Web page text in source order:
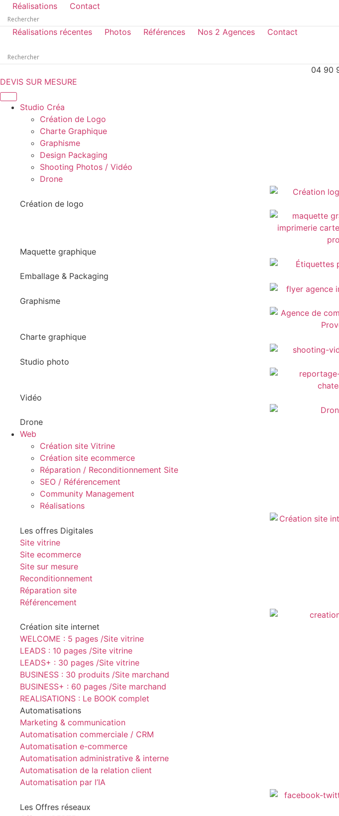
Réalisations Contact
Réalisations récentes Photos Références Nos 2 Agences Contact
04 90
DEVIS SUR MESURE
Studio Créa
Création de Logo
Charte Graphique
Graphisme
Design Packaging
Shooting Photos / Vidéo
Drone
Création de logo
Maquette graphique
Emballage & Packaging
Graphisme
Charte graphique
Studio photo
Vidéo
Drone
Web
Création site Vitrine
Création site ecommerce
Réparation / Reconditionnement Site
SEO / Référencement
Community Management
Réalisations
Les offres Digitales
Site vitrine
Site ecommerce
Site sur mesure
Reconditionnement
Réparation site
Référencement
Création site internet
WELCOME : 5 pages /Site vitrine
LEADS : 10 pages /Site vitrine
LEADS+ : 30 pages /Site vitrine
BUSINESS : 30 produits /Site marchand
BUSINESS+ : 60 pages /Site marchand
REALISATIONS : Le BOOK complet
Automatisations
Marketing & communication
Automatisation commerciale / CRM
Automatisation e-commerce
Automatisation administrative & interne
Automatisation de la relation client
Automatisation par l’IA
Les Offres réseaux